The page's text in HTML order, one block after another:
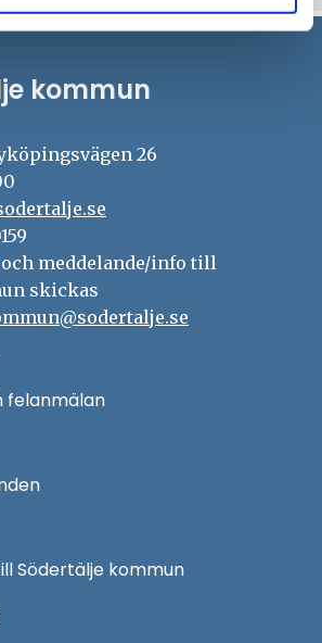
kommun
26
meddelande/info till
skickas
felanmälan
Södertälje kommun
Öppna